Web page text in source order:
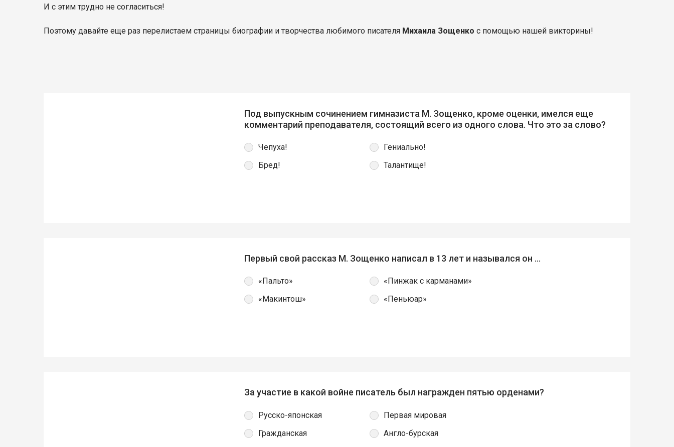
И с этим трудно не согласиться!
Поэтому давайте еще раз перелистаем страницы биографии и творчества любимого писателя Михаила Зощенко с помощью нашей викторины!
Под выпускным сочинением гимназиста М. Зощенко, кроме оценки, имелся еще
комментарий преподавателя, состоящий всего из одного слова. Что это за слово?
Чепуха!
Бред!
Гениально!
Талантище!
Первый свой рассказ М. Зощенко написал в 13 лет и назывался он …
«Пальто»
«Макинтош»
«Пинжак с карманами»
«Пеньюар»
За участие в какой войне писатель был награжден пятью орденами?
Русско-японская
Гражданская
Первая мировая
Англо-бурская